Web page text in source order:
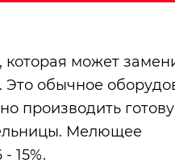
может
обычное
производить
Мелющее
15%.